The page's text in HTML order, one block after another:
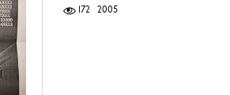
172 2005